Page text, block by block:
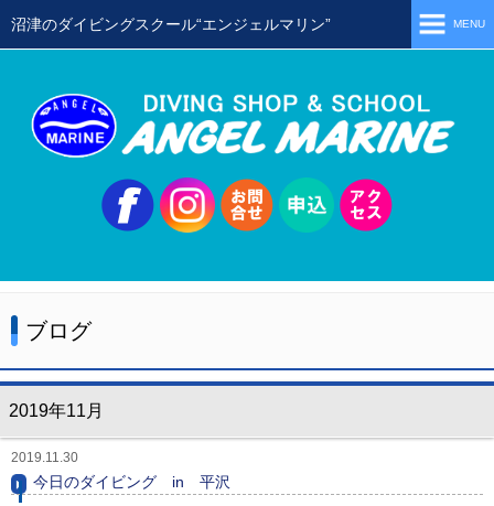
沼津のダイビングスクール“エンジェルマリン” MENU
当店の特徴
スクールメニュー
ステップアップコース
ミニツアー
ブログ
2019年11月
2019.11.30
今日のダイビング in 平沢